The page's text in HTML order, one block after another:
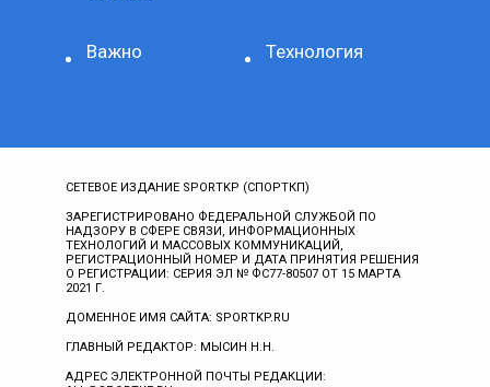
Важно Технология
СЕТЕВОЕ ИЗДАНИЕ SPORTKP (СПОРТКП)
ЗАРЕГИСТРИРОВАНО ФЕДЕРАЛЬНОЙ СЛУЖБОЙ ПО
НАДЗОРУ В СФЕРЕ СВЯЗИ, ИНФОРМАЦИОННЫХ
ТЕХНОЛОГИЙ И МАССОВЫХ КОММУНИКАЦИЙ,
РЕГИСТРАЦИОННЫЙ НОМЕР И ДАТА ПРИНЯТИЯ РЕШЕНИЯ
О РЕГИСТРАЦИИ: СЕРИЯ ЭЛ № ФС77-80507 ОТ 15 МАРТА
2021 Г.
ДОМЕННОЕ ИМЯ САЙТА: SPORTKP.RU
ГЛАВНЫЙ РЕДАКТОР: МЫСИН Н.Н.
АДРЕС ЭЛЕКТРОННОЙ ПОЧТЫ РЕДАКЦИИ: